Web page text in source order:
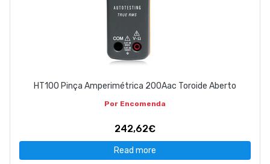
HT100 Pinça Amperimétrica 200Aac Toroide Aberto
Por Encomenda
242,62€
Read more